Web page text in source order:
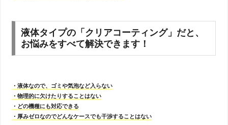
液体タイプの「クリアコーティング」だと、
お悩みをすべて解決できます！
・液体なので、ゴミや気泡など入らない
・物理的に欠けたりすることはない
・どの機種にも対応できる
・厚みゼロなのでどんなケースでも干渉することはない